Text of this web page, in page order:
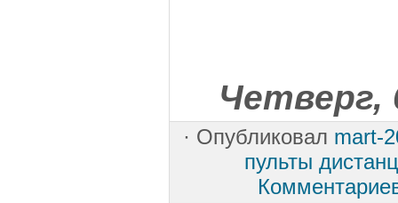
Четверг,
· Опубликовал mart-
пульты